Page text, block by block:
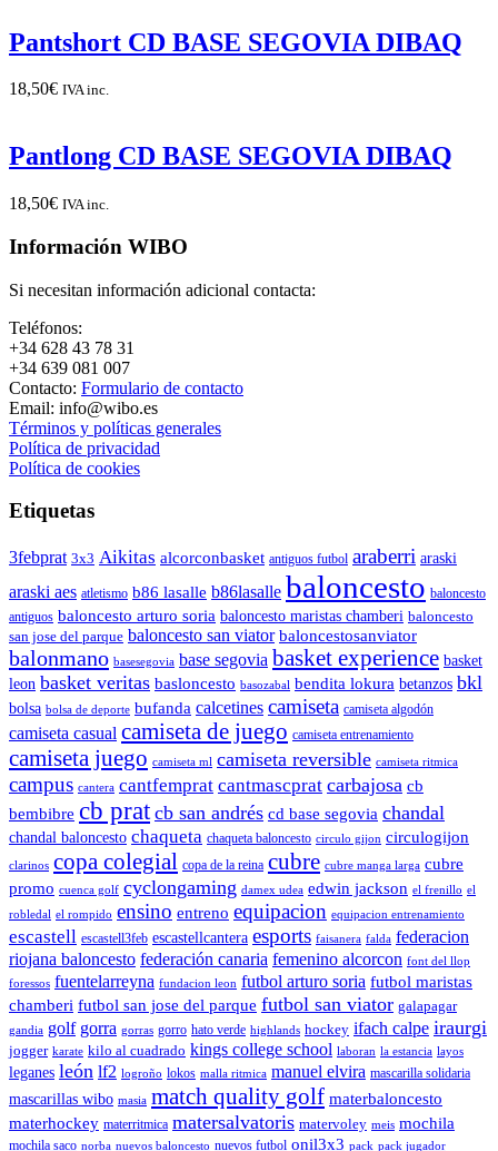
Pantshort CD BASE SEGOVIA DIBAQ
18,50€ IVA inc.
Pantlong CD BASE SEGOVIA DIBAQ
18,50€ IVA inc.
Información WIBO
Si necesitan información adicional contacta:
Teléfonos:
+34 628 43 78 31
+34 639 081 007
Contacto: Formulario de contacto
Email: info@wibo.es
Términos y políticas generales
Política de privacidad
Política de cookies
Etiquetas
3febprat 3x3 Aikitas alcorconbasket antiguos futbol araberri araski
araski aes atletismo b86 lasalle b86lasalle baloncesto baloncesto
antiguos baloncesto arturo soria baloncesto maristas chamberi baloncesto
san jose del parque baloncesto san viator baloncestosanviator
balonmano basesegovia base segovia basket experience basket
leon basket veritas basloncesto basozabal bendita lokura betanzos bkl
bolsa bolsa de deporte bufanda calcetines camiseta camiseta algodón
camiseta casual camiseta de juego camiseta entrenamiento
camiseta juego camiseta ml camiseta reversible camiseta ritmica
campus cantera cantfemprat cantmascprat carbajosa cb
bembibre cb prat cb san andrés cd base segovia chandal
chandal baloncesto chaqueta chaqueta baloncesto circulo gijon circulogijon
clarinos copa colegial copa de la reina cubre cubre manga larga cubre
promo cuenca golf cyclongaming damex udea edwin jackson el frenillo el
robledal el rompido ensino entreno equipacion equipacion entrenamiento
escastell escastell3feb escastellcantera esports faisanera falda federacion
riojana baloncesto federación canaria femenino alcorcon font del llop
foressos fuentelarreyna fundacion leon futbol arturo soria futbol maristas
chamberi futbol san jose del parque futbol san viator galapagar
gandia golf gorra gorras gorro hato verde highlands hockey ifach calpe iraurgi
jogger karate kilo al cuadrado kings college school laboran la estancia layos
leganes león lf2 logroño lokos malla ritmica manuel elvira mascarilla solidaria
mascarillas wibo masia match quality golf materbaloncesto
materhockey materritmica matersalvatoris matervoley meis mochila
mochila saco norba nuevos baloncesto nuevos futbol onil3x3 pack pack jugador